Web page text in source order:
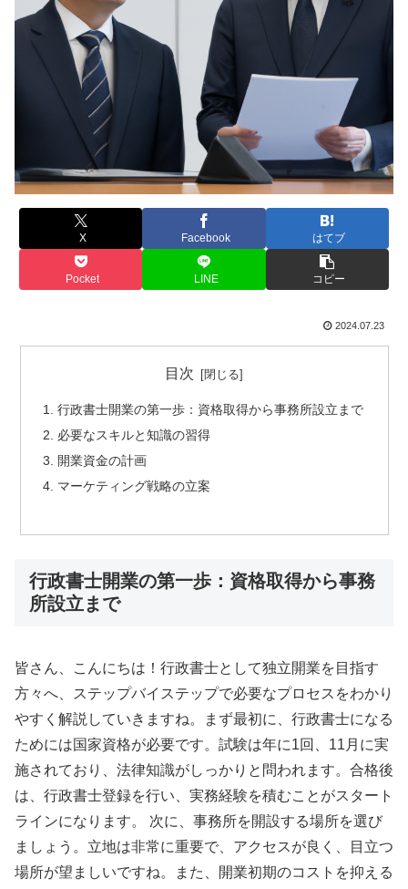
X Facebook はてブ
Pocket LINE コピー
2024.07.23
目次
行政書士開業の第一歩：資格取得から事務所設立まで
必要なスキルと知識の習得
開業資金の計画
マーケティング戦略の立案
行政書士開業の第一歩：資格取得から事務
所設立まで
皆さん、こんにちは！行政書士として独立開業を目指す
方々へ、ステップバイステップで必要なプロセスをわかり
やすく解説していきますね。まず最初に、行政書士になる
ためには国家資格が必要です。試験は年に1回、11月に実
施されており、法律知識がしっかりと問われます。合格後
は、行政書士登録を行い、実務経験を積むことがスタート
ラインになります。 次に、事務所を開設する場所を選び
ましょう。立地は非常に重要で、アクセスが良く、目立つ
場所が望ましいですね。また、開業初期のコストを抑える